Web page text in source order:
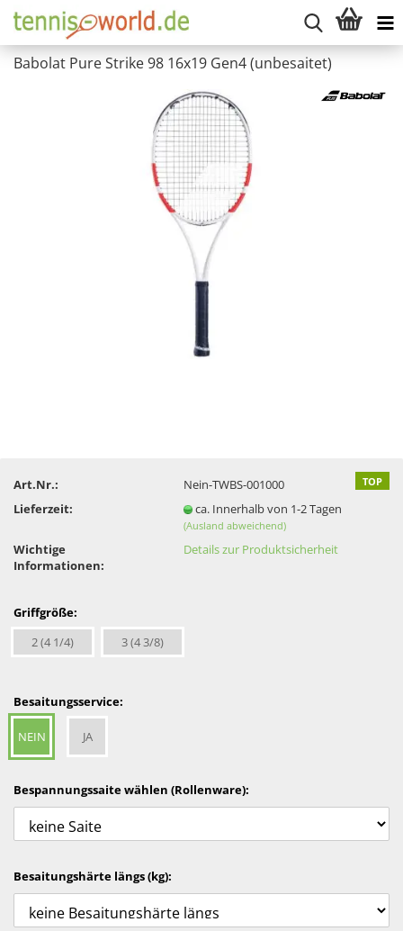
Babolat Pure Strike 98 16x19 Gen4 (unbesaitet)
TOP
Art.Nr.:
Nein-TWBS-001000
Lieferzeit:
ca. Innerhalb von 1-2 Tagen
(Ausland abweichend)
Wichtige
Informationen:
Details zur Produktsicherheit
Griffgröße:
2 (4 1/4)
3 (4 3/8)
Besaitungsservice:
NEIN JA
Bespannungssaite wählen (Rollenware):
Besaitungshärte längs (kg):